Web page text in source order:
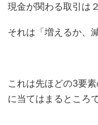
現金が関わる取引は
それは「増えるか、
これは先ほどの3要
に当てはまるところで